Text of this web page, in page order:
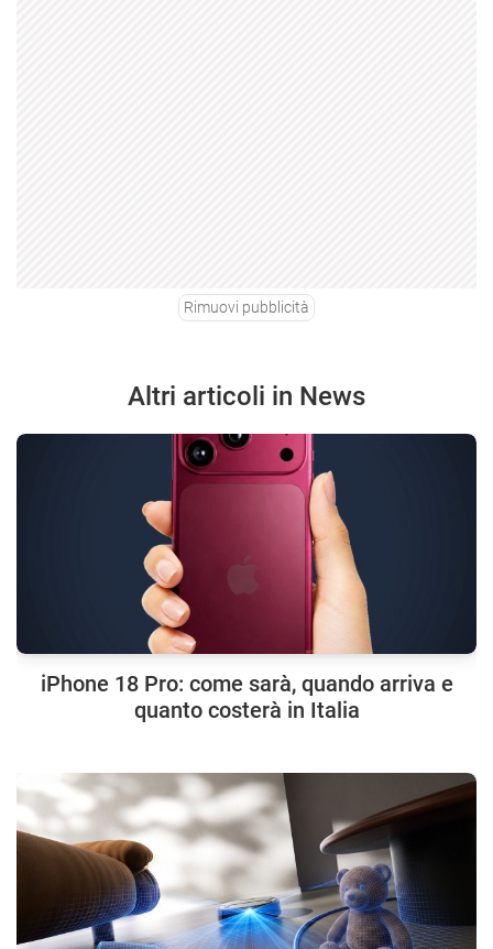
Rimuovi pubblicità
Altri articoli in News
iPhone 18 Pro: come sarà, quando arriva e
quanto costerà in Italia